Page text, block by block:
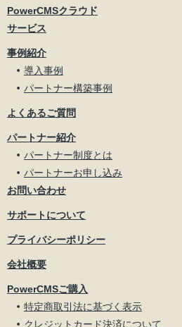
PowerCMSクラウド
サービス
事例紹介
導入事例
パートナー構築事例
よくあるご質問
パートナー紹介
パートナー制度とは
パートナーお申し込み
お問い合わせ
サポートについて
プライバシーポリシー
会社概要
PowerCMSご購入
特定商取引法に基づく表示
クレジットカード決済について